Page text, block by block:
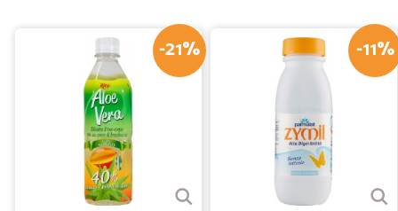
-21% -11%